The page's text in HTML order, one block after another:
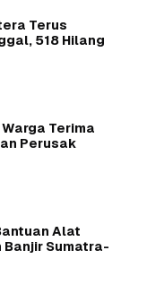
Terus
518 Hilang
Terima
Perusak
Alat
Banjir Sumatra-